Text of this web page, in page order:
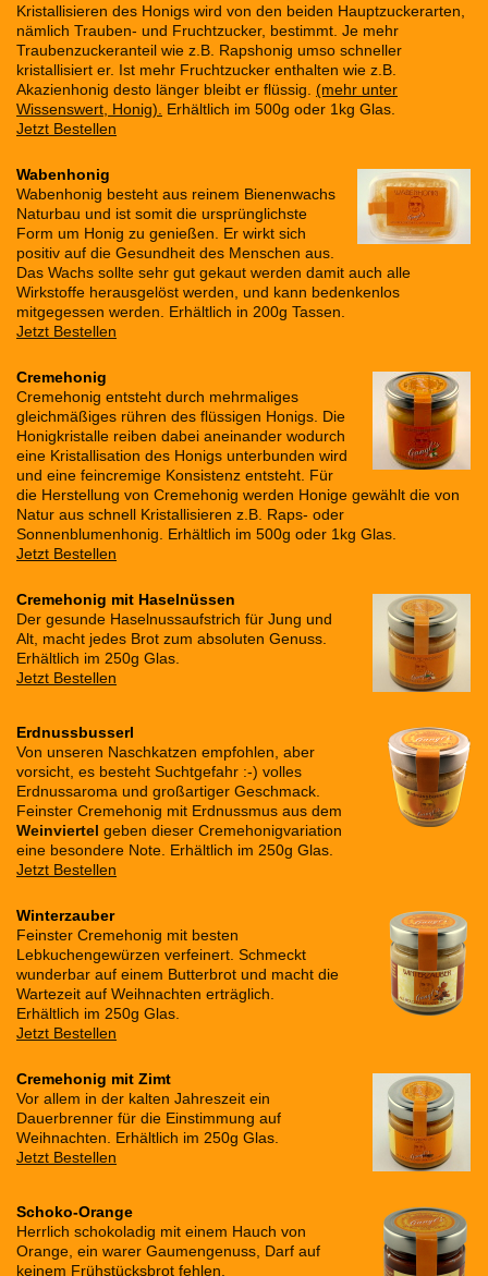
Kristallisieren des Honigs wird von den beiden Hauptzuckerarten,
nämlich Trauben- und Fruchtzucker, bestimmt. Je mehr
Traubenzuckeranteil wie z.B. Rapshonig umso schneller
kristallisiert er. Ist mehr Fruchtzucker enthalten wie z.B.
Akazienhonig desto länger bleibt er flüssig. (mehr unter
Wissenswert, Honig).
Erhältlich im 500g oder 1kg Glas.
Jetzt Bestellen
Wabenhonig
Wabenhonig besteht aus reinem Bienenwachs
Naturbau und ist somit die ursprünglichste
Form um Honig zu genießen. Er wirkt sich
positiv auf die Gesundheit des Menschen aus.
Das Wachs sollte sehr gut gekaut werden damit auch alle
Wirkstoffe herausgelöst werden, und kann bedenkenlos
mitgegessen werden. Erhältlich in 200g Tassen.
Jetzt Bestellen
Cremehonig
Cremehonig entsteht durch mehrmaliges
gleichmäßiges rühren des flüssigen Honigs. Die
Honigkristalle reiben dabei aneinander wodurch
eine Kristallisation des Honigs unterbunden wird
und eine feincremige Konsistenz entsteht. Für
die Herstellung von Cremehonig werden Honige gewählt die von
Natur aus schnell Kristallisieren z.B. Raps- oder
Sonnenblumenhonig. Erhältlich im 500g oder 1kg Glas.
Jetzt Bestellen
Cremehonig mit Haselnüssen
Der gesunde Haselnussaufstrich für Jung und
Alt, macht jedes Brot zum absoluten Genuss.
Erhältlich im 250g Glas.
Jetzt Bestellen
Erdnussbusserl
Von unseren Naschkatzen empfohlen, aber
vorsicht, es besteht Suchtgefahr :-) volles
Erdnussaroma und großartiger Geschmack.
Feinster Cremehonig mit Erdnussmus aus dem
Weinviertel geben dieser Cremehonigvariation
eine besondere Note. Erhältlich im 250g Glas.
Jetzt Bestellen
Winterzauber
Feinster Cremehonig mit besten
Lebkuchengewürzen verfeinert. Schmeckt
wunderbar auf einem Butterbrot und macht die
Wartezeit auf Weihnachten erträglich.
Erhältlich im 250g Glas.
Jetzt Bestellen
Cremehonig mit Zimt
Vor allem in der kalten Jahreszeit ein
Dauerbrenner für die Einstimmung auf
Weihnachten. Erhältlich im 250g Glas.
Jetzt Bestellen
Schoko-Orange
Herrlich schokoladig mit einem Hauch von
Orange, ein warer Gaumengenuss, Darf auf
keinem Frühstücksbrot fehlen.